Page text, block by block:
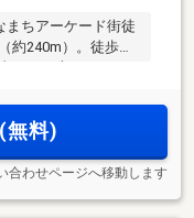
まちアーケード街徒
約240m）。徒歩圏
レジデンス。
無料)
合わせページへ移動します